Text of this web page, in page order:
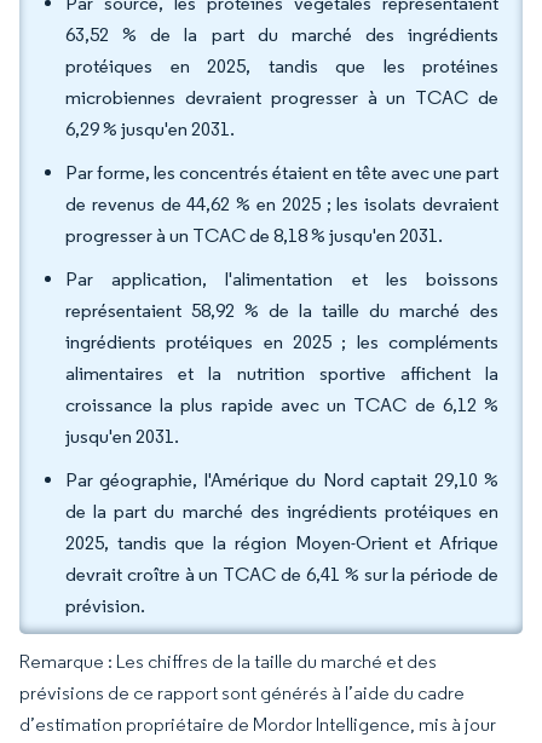
63,52 % de la part du marché des ingrédients
protéiques en 2025, tandis que les protéines
microbiennes devraient progresser à un TCAC de
6,29 % jusqu'en 2031.
Par forme, les concentrés étaient en tête avec une part
de revenus de 44,62 % en 2025 ; les isolats devraient
progresser à un TCAC de 8,18 % jusqu'en 2031.
Par application, l'alimentation et les boissons
représentaient 58,92 % de la taille du marché des
ingrédients protéiques en 2025 ; les compléments
alimentaires et la nutrition sportive affichent la
croissance la plus rapide avec un TCAC de 6,12 %
jusqu'en 2031.
Par géographie, l'Amérique du Nord captait 29,10 %
de la part du marché des ingrédients protéiques en
2025, tandis que la région Moyen-Orient et Afrique
devrait croître à un TCAC de 6,41 % sur la période de
prévision.
Remarque : Les chiffres de la taille du marché et des
prévisions de ce rapport sont générés à l’aide du cadre
d’estimation propriétaire de Mordor Intelligence, mis à jour